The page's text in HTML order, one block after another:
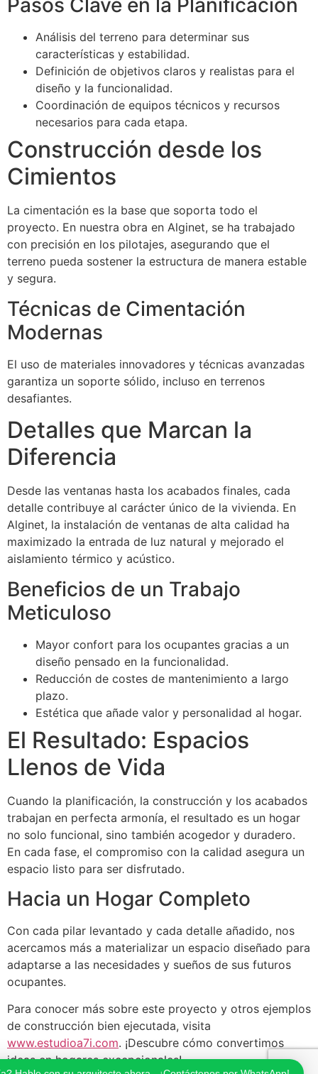
Pasos Clave en la Planificación
Análisis del terreno para determinar sus
características y estabilidad.
Definición de objetivos claros y realistas para el
diseño y la funcionalidad.
Coordinación de equipos técnicos y recursos
necesarios para cada etapa.
Construcción desde los
Cimientos
La cimentación es la base que soporta todo el
proyecto. En nuestra obra en Alginet, se ha trabajado
con precisión en los pilotajes, asegurando que el
terreno pueda sostener la estructura de manera estable
y segura.
Técnicas de Cimentación
Modernas
El uso de materiales innovadores y técnicas avanzadas
garantiza un soporte sólido, incluso en terrenos
desafiantes.
Detalles que Marcan la
Diferencia
Desde las ventanas hasta los acabados finales, cada
detalle contribuye al carácter único de la vivienda. En
Alginet, la instalación de ventanas de alta calidad ha
maximizado la entrada de luz natural y mejorado el
aislamiento térmico y acústico.
Beneficios de un Trabajo
Meticuloso
Mayor confort para los ocupantes gracias a un
diseño pensado en la funcionalidad.
Reducción de costes de mantenimiento a largo
plazo.
Estética que añade valor y personalidad al hogar.
El Resultado: Espacios
Llenos de Vida
Cuando la planificación, la construcción y los acabados
trabajan en perfecta armonía, el resultado es un hogar
no solo funcional, sino también acogedor y duradero.
En cada fase, el compromiso con la calidad asegura un
espacio listo para ser disfrutado.
Hacia un Hogar Completo
Con cada pilar levantado y cada detalle añadido, nos
acercamos más a materializar un espacio diseñado para
adaptarse a las necesidades y sueños de sus futuros
ocupantes.
Para conocer más sobre este proyecto y otros ejemplos
de construcción bien ejecutada, visita
www.estudioa7i.com. ¡Descubre cómo convertimos
ideas en hogares excepcionales!